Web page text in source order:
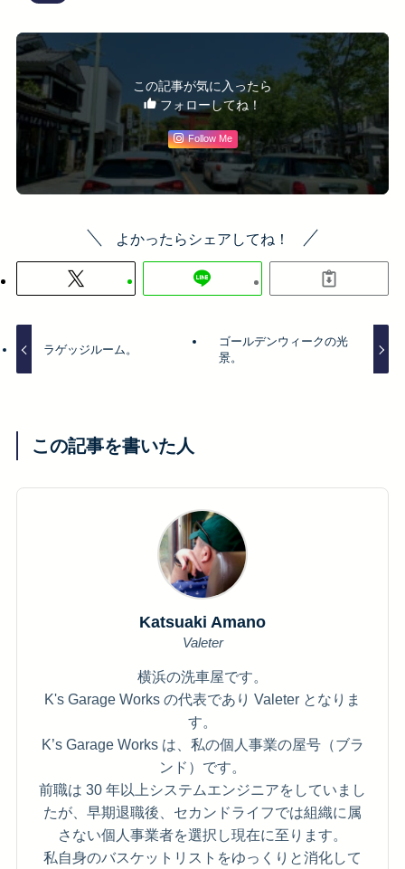
この記事が気に入ったら
フォローしてね！
Follow Me
よかったらシェアしてね！
ラゲッジルーム。
ゴールデンウィークの光
景。
この記事を書いた人
Katsuaki Amano
Valeter
横浜の洗車屋です。
K's Garage Works の代表であり Valeter となりま
す。
K’s Garage Works は、私の個人事業の屋号（ブラ
ンド）です。
前職は 30 年以上システムエンジニアをしていまし
たが、早期退職後、セカンドライフでは組織に属
さない個人事業者を選択し現在に至ります。
私自身のバスケットリストをゆっくりと消化して